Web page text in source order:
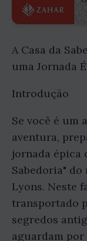
A Casa da
uma Jornada
Introdução
Se você é um
aventura,
jornada épica
Sabedoria"
Lyons. Neste
transportado
segredos
aguardam